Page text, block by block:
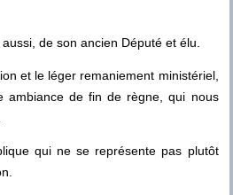
de son ancien Député et élu.
et le léger remaniement ministériel,
ambiance de fin de règne, qui nous
qui ne se représente pas plutôt